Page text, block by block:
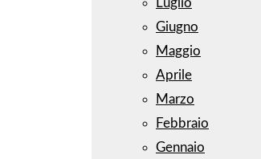
Giugno
Maggio
Aprile
Marzo
Febbraio
Gennaio